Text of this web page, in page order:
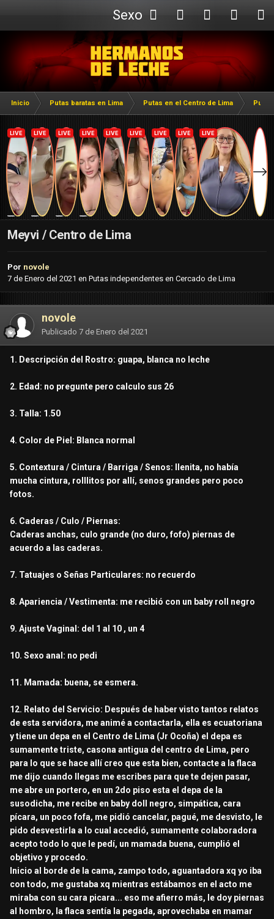
Sexo
Webcam
Inicio Putas baratas en Lima Putas en el Centro de Lima
Meyvi / Centro de Lima
Por novole
7 de Enero del 2021 en Putas independentes en Cercado de Lima
novole
Publicado 7 de Enero del 2021
1. Descripción del Rostro: guapa, blanca no leche
2. Edad: no pregunte pero calculo sus 26
3. Talla: 1.50
4. Color de Piel: Blanca normal
5. Contextura / Cintura / Barriga / Senos: llenita, no había
mucha cintura, rolllitos por allí, senos grandes pero poco
fotos.
6. Caderas / Culo / Piernas:
Caderas anchas, culo grande (no duro, fofo) piernas de
acuerdo a las caderas.
7. Tatuajes o Señas Particulares: no recuerdo
8. Apariencia / Vestimenta: me recibió con un baby roll negro
9. Ajuste Vaginal: del 1 al 10 , un 4
10. Sexo anal: no pedi
11. Mamada: buena, se esmera.
12. Relato del Servicio: Después de haber visto tantos relatos
de esta servidora, me animé a contactarla, ella es ecuatoriana
y tiene un depa en el Centro de Lima (Jr Ocoña) el depa es
sumamente triste, casona antigua del centro de Lima, pero
para lo que se hace allí creo que esta bien, contacte a la flaca
me dijo cuando llegas me escribes para que te dejen pasar,
me abre un portero, en un 2do piso esta el depa de la
susodicha, me recibe en baby doll negro, simpática, cara
pícara, un poco fofa, me pidió cancelar, pagué, me desvisto, le
pido desvestirla a lo cual accedió, sumamente colaboradora
acepto todo lo que le pedí, un mamada buena, cumplió el
objetivo y procedo.
Inicio al borde de la cama, zampo todo, aguantadora xq yo iba
con todo, me gustaba xq mientras estábamos en el acto me
miraba con su cara picara... eso me afierro más, le doy piernas
al hombro, la flaca sentía la pegada, aprovechaba en mamar